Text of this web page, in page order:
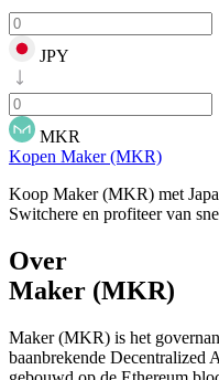
JPY
MKR
Kopen Maker (MKR)
Koop Maker (MKR) met
Switchere en profiteer van
Over
Maker (MKR)
Maker (MKR) is het
baanbrekende